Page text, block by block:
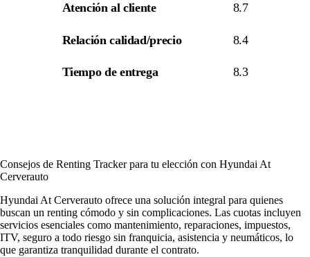
Atención al cliente 8.7
Relación calidad/precio 8.4
Tiempo de entrega 8.3
Consejos de Renting Tracker para tu elección con Hyundai At
Cerverauto
Hyundai At Cerverauto ofrece una solución integral para quienes
buscan un renting cómodo y sin complicaciones. Las cuotas incluyen
servicios esenciales como mantenimiento, reparaciones, impuestos,
ITV, seguro a todo riesgo sin franquicia, asistencia y neumáticos, lo
que garantiza tranquilidad durante el contrato.